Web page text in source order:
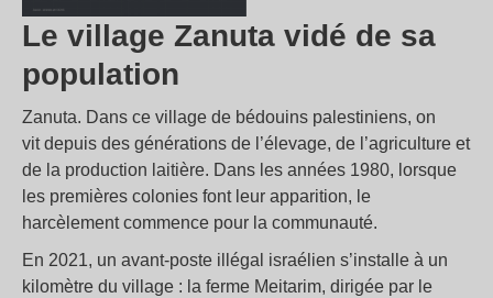
Le village Zanuta vidé de sa
population
Zanuta. Dans ce village de bédouins palestiniens, on
vit depuis des générations de l’élevage, de l’agriculture et
de la production laitière. Dans les années 1980, lorsque
les premières colonies font leur apparition, le
harcèlement commence pour la communauté.
En 2021, un avant-poste illégal israélien s’installe à un
kilomètre du village : la ferme Meitarim, dirigée par le